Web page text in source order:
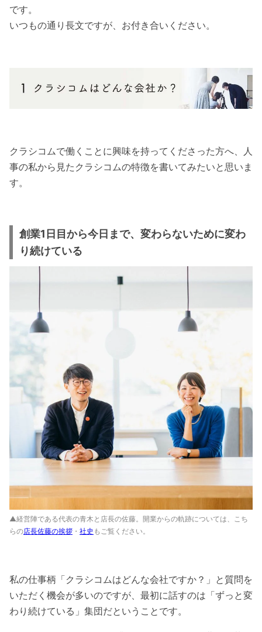
です。
いつもの通り長文ですが、お付き合いください。
クラシコムで働くことに興味を持ってくださった方へ、人
事の私から見たクラシコムの特徴を書いてみたいと思いま
す。
創業1日目から今日まで、変わらないために変わ
り続けている
▲経営陣である代表の青木と店長の佐藤。開業からの軌跡については、こち
らの店長佐藤の挨拶 ・ 社史 もご覧ください。
私の仕事柄「クラシコムはどんな会社ですか？」と質問を
いただく機会が多いのですが、最初に話すのは「ずっと変
わり続けている」集団だということです。